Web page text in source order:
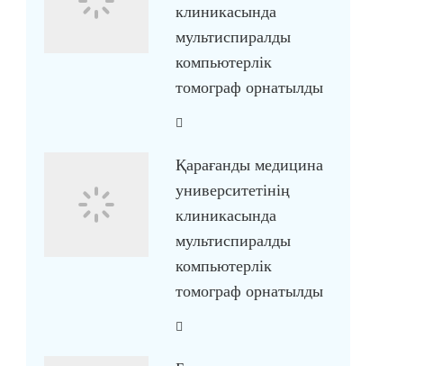
клиникасында
мультиспиралды
компьютерлік
томограф орнатылды
Қарағанды медицина
университетінің
клиникасында
мультиспиралды
компьютерлік
томограф орнатылды